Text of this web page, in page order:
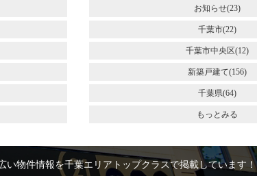
お知らせ(23)
千葉市(22)
千葉市中央区(12)
新築戸建て(156)
千葉県(64)
もっとみる
物件情報を千葉エリアトップクラスで掲載しています！